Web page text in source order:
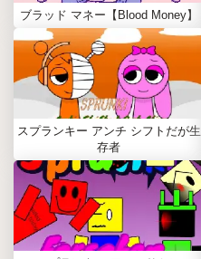
ブラッド マネー【Blood Money】
スプランキー アンチ シフトだが生
存者